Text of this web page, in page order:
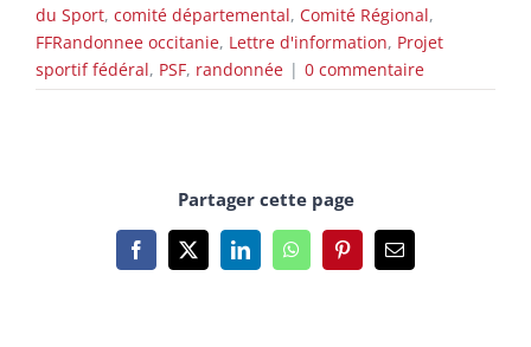
du Sport, comité départemental, Comité Régional,
FFRandonnee occitanie, Lettre d'information, Projet
sportif fédéral, PSF, randonnée | 0 commentaire
Partager cette page
Facebook
X LinkedInWhatsAppPinterestEmail